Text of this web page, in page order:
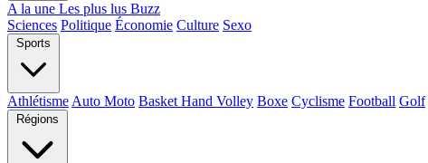
A la une Les plus lus Buzz
Sciences Politique Économie Culture Sexo
Sports
Athlétisme Auto Moto Basket Hand Volley Boxe Cyclisme Football Golf
Régions